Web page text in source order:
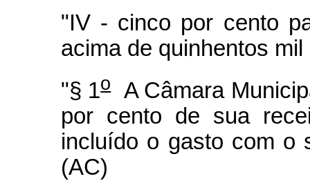
"IV - cinco por cento
acima de quinhentos
"§ 1oA Câmara
por cento de sua
incluído o gasto com o
(AC)